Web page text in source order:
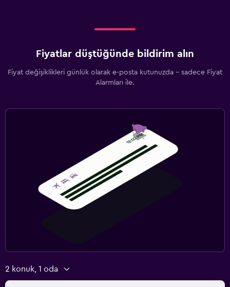
Fiyatlar düştüğünde bildirim alın
Fiyat değişiklikleri günlük olarak e-posta kutunuzda - sadece Fiyat
Alarmları ile.
2 konuk, 1 oda